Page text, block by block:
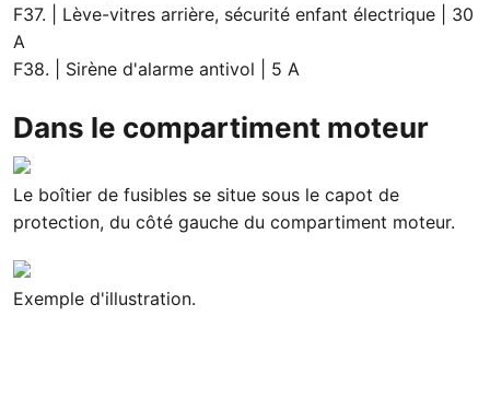
F37. | Lève-vitres arrière, sécurité enfant électrique | 30
A
F38. | Sirène d'alarme antivol | 5 A
Dans le compartiment moteur
Le boîtier de fusibles se situe sous le capot de
protection, du côté gauche du compartiment moteur.
Exemple d'illustration.